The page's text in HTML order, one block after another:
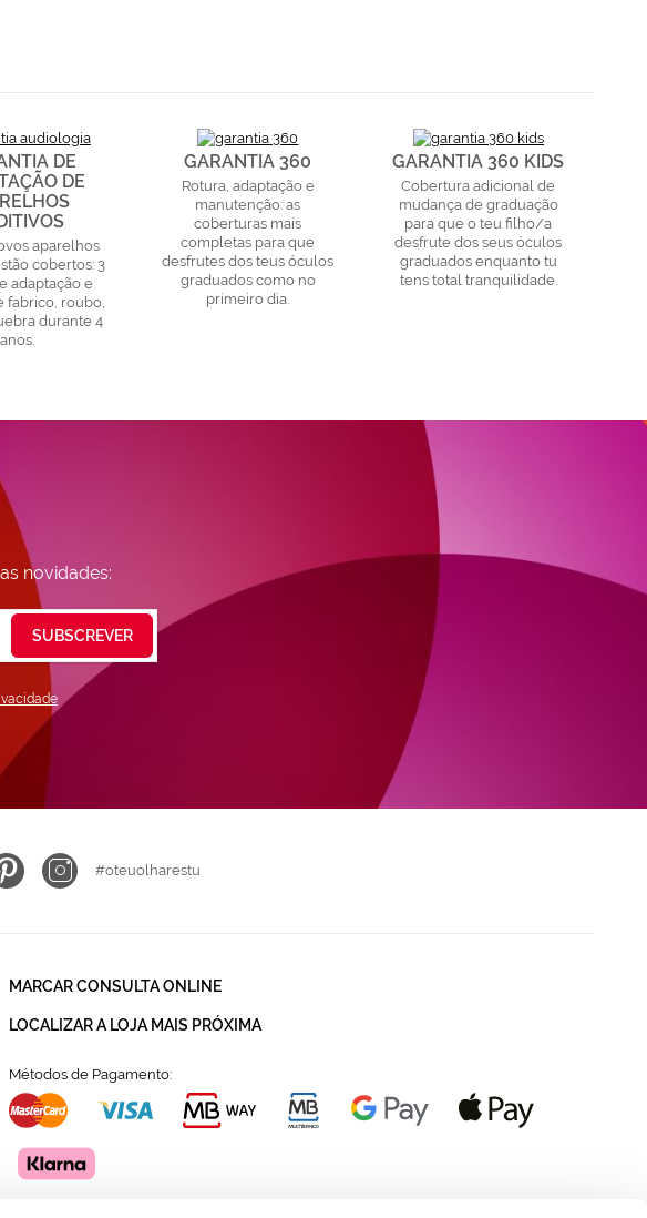
DE
DE
aparelhos
cobertos: 3
adaptação e
fabrico, roubo,
durante 4
anos.
GARANTIA 360
Rotura, adaptação e
manutenção: as
coberturas mais
completas para que
desfrutes dos teus óculos
graduados como no
primeiro dia.
GARANTIA 360 KIDS
Cobertura adicional de
mudança de graduação
para que o teu filho/a
desfrute dos seus óculos
graduados enquanto tu
tens total tranquilidade.
novidades:
SUBSCREVER
#oteuolharestu
MARCAR CONSULTA ONLINE
LOCALIZAR A LOJA MAIS PRÓXIMA
Métodos de Pagamento: